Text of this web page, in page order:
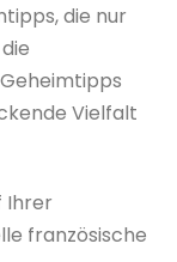
die nur
Vielfalt
Ihrer
französische